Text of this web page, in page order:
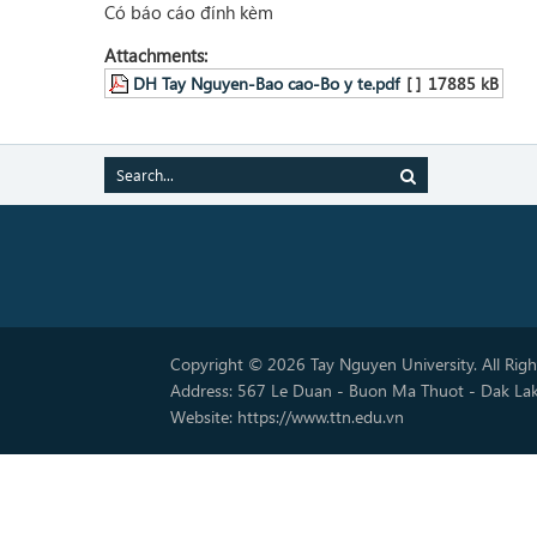
Có báo cáo đính kèm
Attachments:
DH Tay Nguyen-Bao cao-Bo y te.pdf [ ] 17885 kB
Copyright © 2026 Tay Nguyen University. All
Address: 567 Le Duan - Buon Ma Thuot - Dak
Website: https://www.ttn.edu.vn